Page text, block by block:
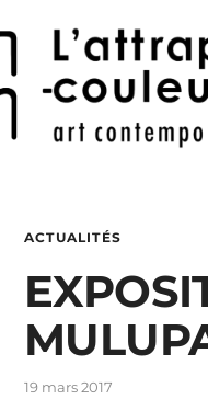
ACTUALITÉS
19 mars 2017